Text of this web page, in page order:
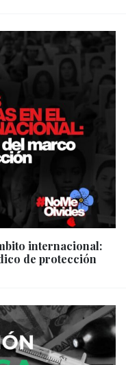
internacional:
de protección